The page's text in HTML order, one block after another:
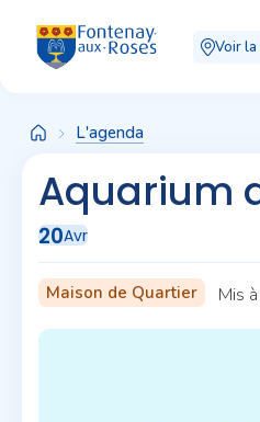
Voir la
L'agenda
Aquarium
20Avr
Maison de Quartier Mis